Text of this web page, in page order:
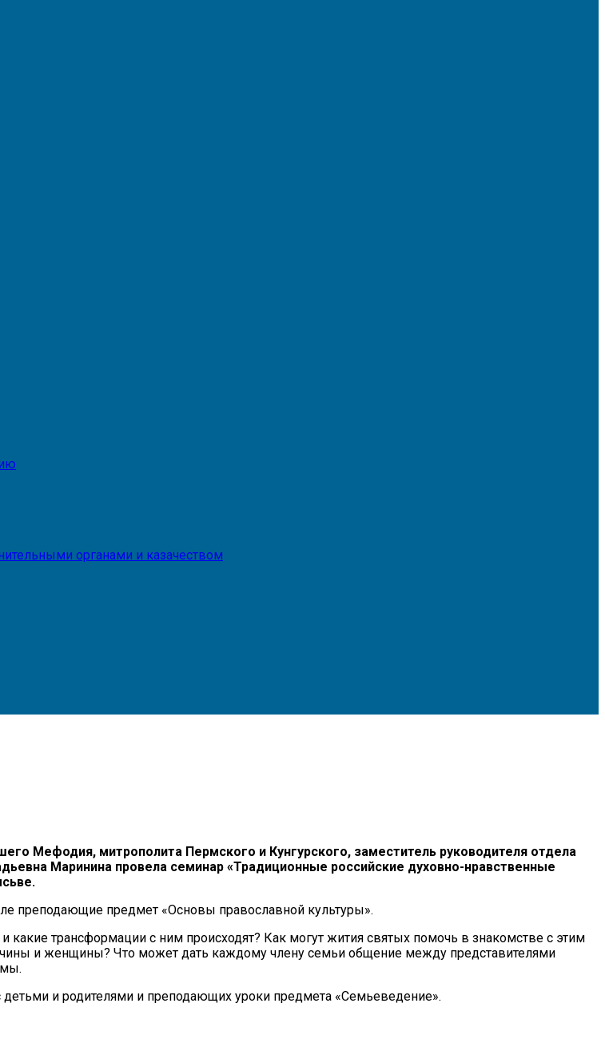
органами и казачеством
Мефодия, митрополита Пермского и Кунгурского, заместитель руководителя отдела
Маринина провела семинар «Традиционные российские духовно-нравственные
преподающие предмет «Основы православной культуры».
трансформации с ним происходят? Как могут жития святых помочь в знакомстве с этим
и женщины? Что может дать каждому члену семьи общение между представителями
и родителями и преподающих уроки предмета «Семьеведение».